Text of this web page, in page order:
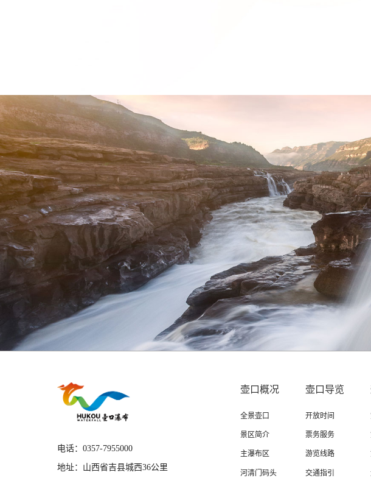
电话： 0357-7955000
地址： 山西省吉县城西36公里
壶口概况
全景壶口
景区简介
主瀑布区
河清门码头
壶口导览
开放时间
票务服务
游览线路
交通指引